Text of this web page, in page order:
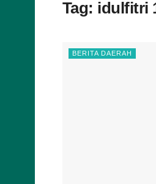
Tag: idulfitri
BERITA DAERAH